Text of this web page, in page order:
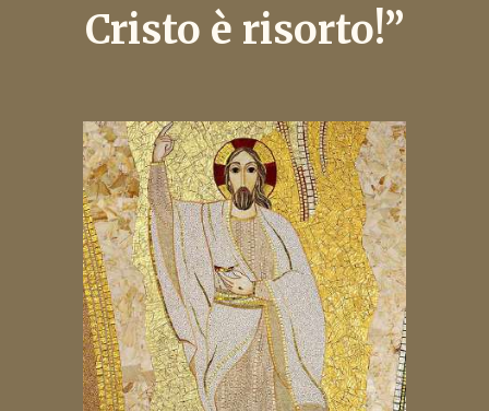
Cristo è risorto!”